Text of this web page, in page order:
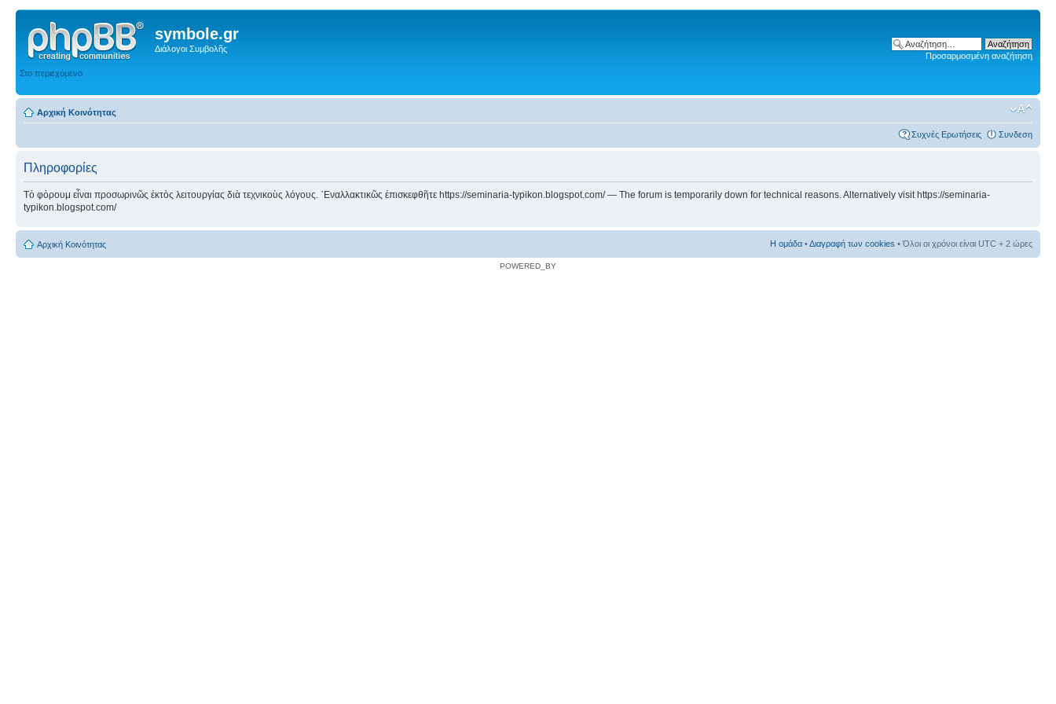
symbole.gr
Διάλογοι Συμβολῆς
Στο περιεχόμενο
Προσαρμοσμένη αναζήτηση
Αρχική Κοινότητας
Συχνές Ερωτήσεις Συνδεση
Πληροφορίες
Τὸ φόρουμ εἶναι προσωρινῶς ἐκτὸς λειτουργίας διὰ τεχνικοὺς λόγους. ᾿Εναλλακτικῶς ἐπισκεφθῆτε https://seminaria-typikon.blogspot.com/ — The forum is temporarily down for technical reasons. Alternatively visit https://seminaria-
typikon.blogspot.com/
Αρχική Κοινότητας Η ομάδα •Διαγραφή των cookies • Όλοι οι χρόνοι είναι UTC + 2 ώρες
POWERED_BY